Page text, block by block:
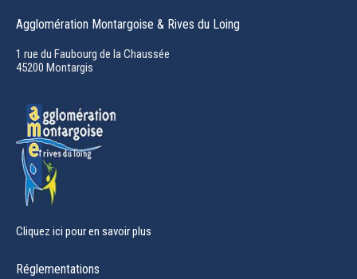
opens
in
new
Agglomération Montargoise & Rives du Loing
1 rue du Faubourg de la Chaussée
45200 Montargis
Cliquez ici pour en savoir plus
Réglementations